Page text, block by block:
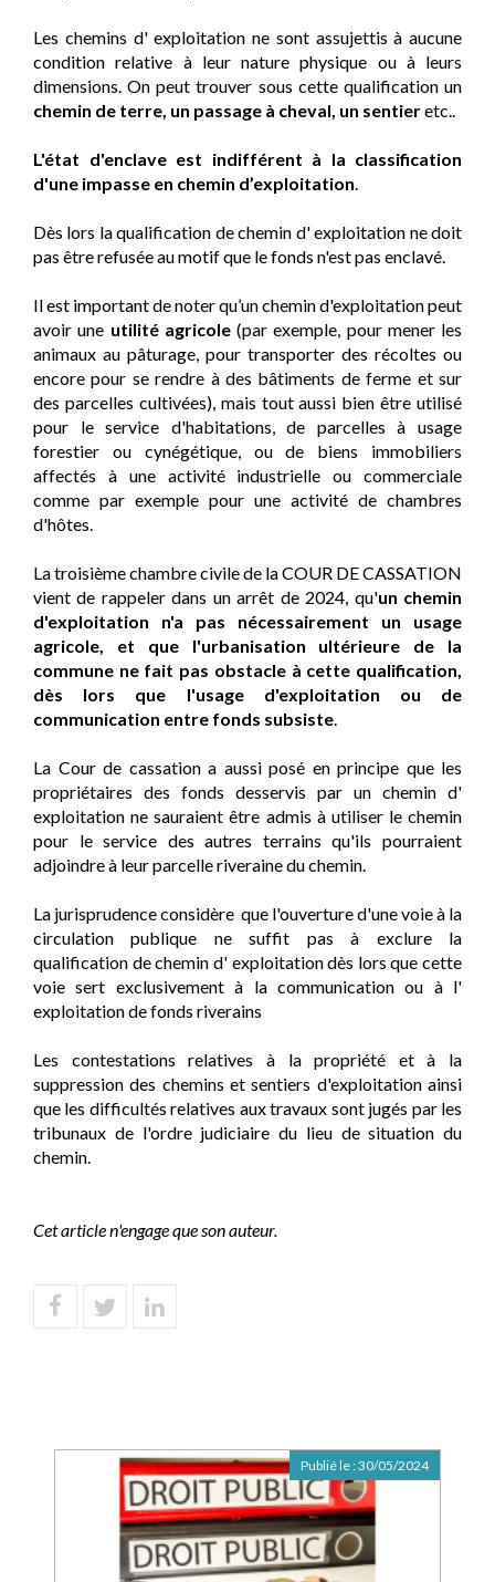
Les chemins d' exploitation ne sont assujettis à aucune
condition relative à leur nature physique ou à leurs
dimensions. On peut trouver sous cette qualification un
chemin de terre, un passage à cheval, un sentieretc..
L'état d'enclave est indifférent à la classification
d'une impasse en chemin d’exploitation.
Dès lors la qualification de chemin d' exploitation ne doit
pas être refusée au motif que le fonds n'est pas enclavé.
Il est important de noter qu’un chemin d'exploitation peut
avoir une utilité agricole (par exemple, pour mener les
animaux au pâturage, pour transporter des récoltes ou
encore pour se rendre à des bâtiments de ferme et sur
des parcelles cultivées), mais tout aussi bien être utilisé
pour le service d'habitations, de parcelles à usage
forestier ou cynégétique, ou de biens immobiliers
affectés à une activité industrielle ou commerciale
comme par exemple pour une activité de chambres
d'hôtes.
La troisième chambre civile de la COUR DE CASSATION
vient de rappeler dans un arrêt de 2024, qu'un chemin
d'exploitation n'a pas nécessairement un usage
agricole, et que l'urbanisation ultérieure de la
commune ne fait pas obstacle à cette qualification,
dès lors que l'usage d'exploitation ou de
communication entre fonds subsiste.
La Cour de cassation a aussi posé en principe que les
propriétaires des fonds desservis par un chemin d'
exploitation ne sauraient être admis à utiliser le chemin
pour le service des autres terrains qu'ils pourraient
adjoindre à leur parcelle riveraine du chemin.
La jurisprudence considère que l'ouverture d'une voie à la
circulation publique ne suffit pas à exclure la
qualification de chemin d' exploitation dès lors que cette
voie sert exclusivement à la communication ou à l'
exploitation de fonds riverains
Les contestations relatives à la propriété et à la
suppression des chemins et sentiers d'exploitation ainsi
que les difficultés relatives aux travaux sont jugés par les
tribunaux de l'ordre judiciaire du lieu de situation du
chemin.
Cet article n'engage que son auteur.
Publié le :30/05/2024